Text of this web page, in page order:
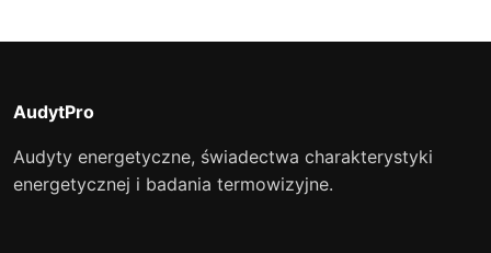
AudytPro
Audyty energetyczne, świadectwa charakterystyki
energetycznej i badania termowizyjne.